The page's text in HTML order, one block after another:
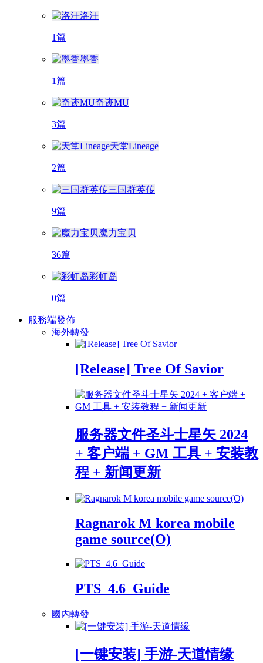
洛汗
1篇
墨香
1篇
奇迹MU
3篇
天堂Lineage
2篇
三国群英传
9篇
魔力宝贝
36篇
彩虹岛
0篇
服務端發佈
海外轉發
[Release] Tree Of Savior
服务器文件圣斗士星矢 2024
+ 客户端 + GM 工具 + 安装教
程 + 新闻更新
Ragnarok M korea mobile
game source(O)
PTS_4.6_Guide
國內轉發
[一键安装] 手游-天道情缘